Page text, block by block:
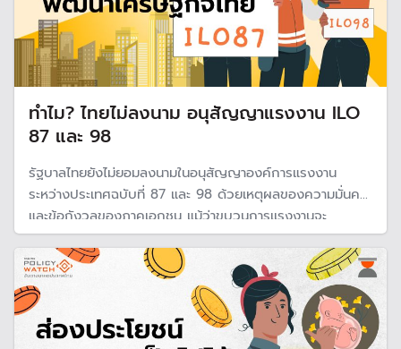
ทำไม? ไทยไม่ลงนาม อนุสัญญาแรงงาน ILO
87 และ 98
รัฐบาลไทยยังไม่ยอมลงนามในอนุสัญญาองค์การแรงงาน
ระหว่างประเทศฉบับที่ 87 และ 98 ด้วยเหตุผลของความมั่นคง
และข้อกังวลของภาคเอกชน แม้ว่าขบวนการเเรงงานจะ
เคลื่อนไหวเรียกร้องมา 30 กว่าปี ส่งผลให้แรงงานในประเทศ
ยังไม่ได้รับประกันสิทธิในการจัดตั้งสหภาพแรงงาน ต่อสู้เพื่อ
ความเป็นธรรมในการจ้างงาน